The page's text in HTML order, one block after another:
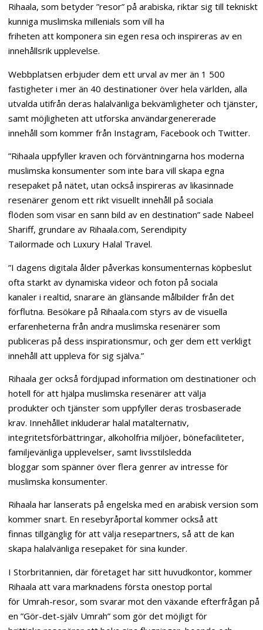
Rihaala, som betyder ”resor” på arabiska, riktar sig till tekniskt
kunniga muslimska millenials som vill ha
friheten att komponera sin egen resa och inspireras av en
innehållsrik upplevelse.
Webbplatsen erbjuder dem ett urval av mer än 1 500
fastigheter i mer än 40 destinationer över hela världen, alla
utvalda utifrån deras halalvänliga bekvämligheter och tjänster,
samt möjligheten att utforska användargenererade
innehåll som kommer från Instagram, Facebook och Twitter.
”Rihaala uppfyller kraven och förväntningarna hos moderna
muslimska konsumenter som inte bara vill skapa egna
resepaket på nätet, utan också inspireras av likasinnade
resenärer genom ett rikt visuellt innehåll på sociala
flöden som visar en sann bild av en destination” sade Nabeel
Shariff, grundare av Rihaala.com, Serendipity
Tailormade och Luxury Halal Travel.
”I dagens digitala ålder påverkas konsumenternas köpbeslut
ofta starkt av dynamiska videor och foton på sociala
kanaler i realtid, snarare än glänsande målbilder från det
förflutna. Besökare på Rihaala.com styrs av de visuella
erfarenheterna från andra muslimska resenärer som
publiceras på dess inspirationsmur, och ger dem ett verkligt
innehåll att uppleva för sig själva.”
Rihaala ger också fördjupad information om destinationer och
hotell för att hjälpa muslimska resenärer att välja
produkter och tjänster som uppfyller deras trosbaserade
krav. Innehållet inkluderar halal matalternativ,
integritetsförbättringar, alkoholfria miljöer, bönefaciliteter,
familjevänliga upplevelser, samt livsstilsledda
bloggar som spänner över flera genrer av intresse för
muslimska konsumenter.
Rihaala har lanserats på engelska med en arabisk version som
kommer snart. En resebyråportal kommer också att
finnas tillgänglig för att välja resepartners, så att de kan
skapa halalvänliga resepaket för sina kunder.
I Storbritannien, där företaget har sitt huvudkontor, kommer
Rihaala att vara marknadens första onestop portal
för Umrah-resor, som svarar mot den växande efterfrågan på
en ”Gör-det-själv Umrah” som gör det möjligt för